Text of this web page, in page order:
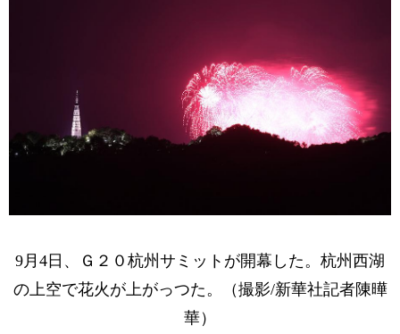
9月4日、Ｇ２０杭州サミットが開幕した。杭州西湖
の上空で花火が上がっつた。（撮影/新華社記者陳曄
華）